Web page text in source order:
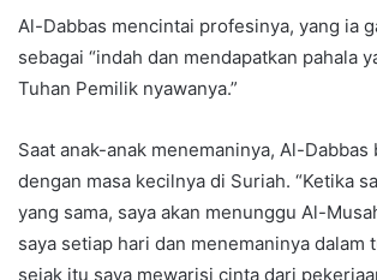
Al-Dabbas mencintai profesinya, yang ia
sebagai “indah dan mendapatkan pahala
Tuhan Pemilik nyawanya.”
Saat anak-anak menemaninya, Al-
dengan masa kecilnya di Suriah. “Ketika
yang sama, saya akan menunggu Al-
saya setiap hari dan menemaninya dalam
sejak itu saya mewarisi cinta dari